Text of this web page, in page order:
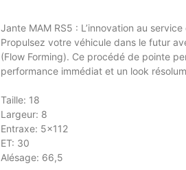
Jante MAM RS5 : L’innovation au service
Propulsez votre véhicule dans le futur
(Flow Forming). Ce procédé de pointe
performance immédiat et un look
Taille: 18
Largeur: 8
Entraxe: 5×112
ET: 30
Alésage: 66,5